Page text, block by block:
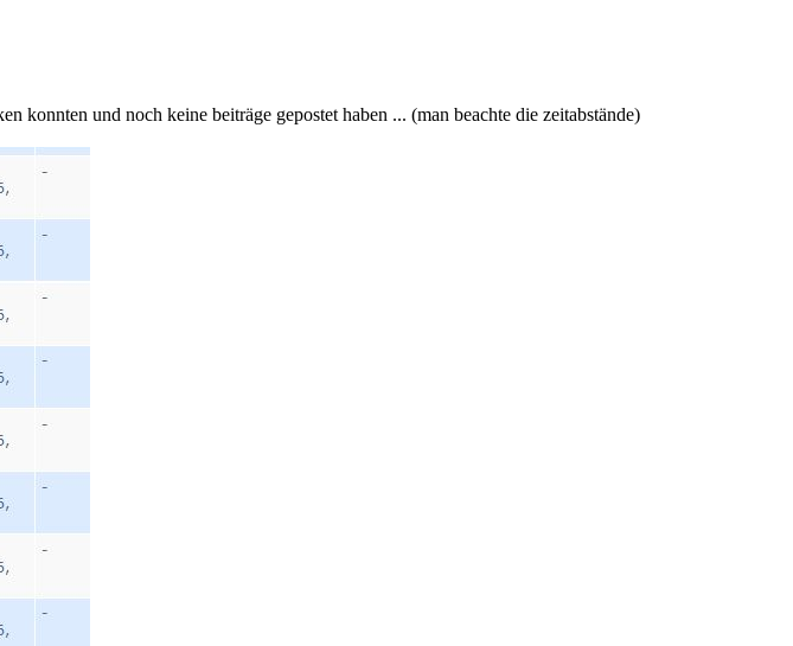
konnten und noch keine beiträge gepostet haben ... (man beachte die zeitabstände)